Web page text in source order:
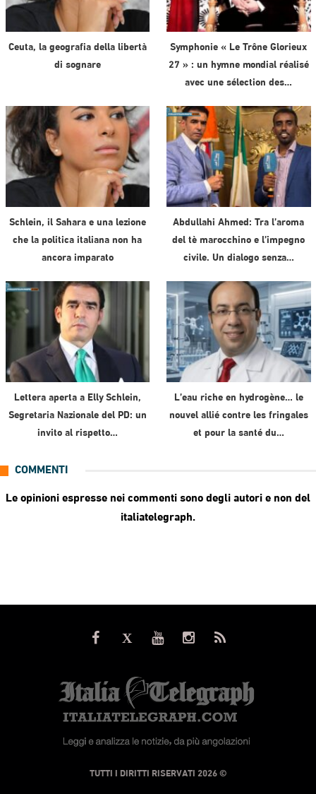
Ceuta, la geografia della libertà
di sognare
Symphonie « Le Trône Glorieux
27 » : un hymne mondial réalisé
avec une sélection des…
Schlein, il Sahara e una lezione
che la politica italiana non ha
ancora imparato
Abdullahi Ahmed: Tra l’aroma
del tè marocchino e l’impegno
civile. Un dialogo senza…
Lettera aperta a Elly Schlein,
Segretaria Nazionale del PD: un
invito al rispetto…
L’eau riche en hydrogène… le
nouvel allié contre les fringales
et pour la santé du…
COMMENTI
Le opinioni espresse nei commenti sono degli autori e non del
italiatelegraph.
© TUTTI I DIRITTI RISERVATI 2026